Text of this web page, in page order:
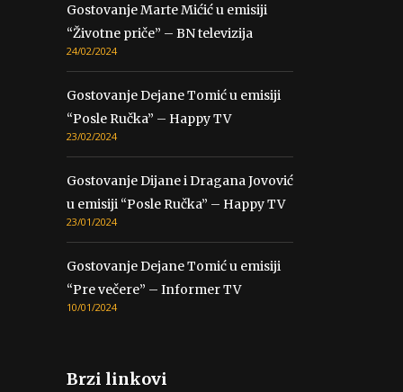
Gostovanje Marte Mićić u emisiji
“Životne priče” – BN televizija
24/02/2024
Gostovanje Dejane Tomić u emisiji
“Posle Ručka” – Happy TV
23/02/2024
Gostovanje Dijane i Dragana Jovović
u emisiji “Posle Ručka” – Happy TV
23/01/2024
Gostovanje Dejane Tomić u emisiji
“Pre večere” – Informer TV
10/01/2024
Brzi linkovi